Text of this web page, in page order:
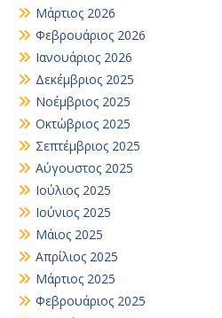
Μάρτιος 2026
Φεβρουάριος 2026
Ιανουάριος 2026
Δεκέμβριος 2025
Νοέμβριος 2025
Οκτώβριος 2025
Σεπτέμβριος 2025
Αύγουστος 2025
Ιούλιος 2025
Ιούνιος 2025
Μάιος 2025
Απρίλιος 2025
Μάρτιος 2025
Φεβρουάριος 2025